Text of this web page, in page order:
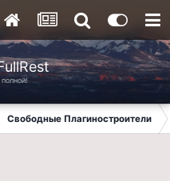
Свободные Плагиностроители